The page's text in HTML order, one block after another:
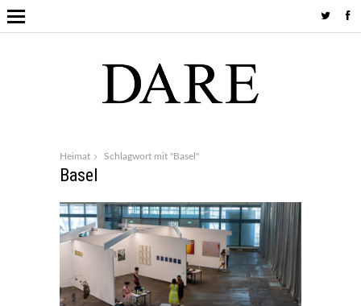
Heimat Schlagwort mit "Basel"
Basel